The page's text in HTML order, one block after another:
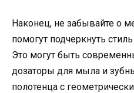
Наконец, не забывайте о
помогут подчеркнуть
Это могут быть
дозаторы для мыла и
полотенца с